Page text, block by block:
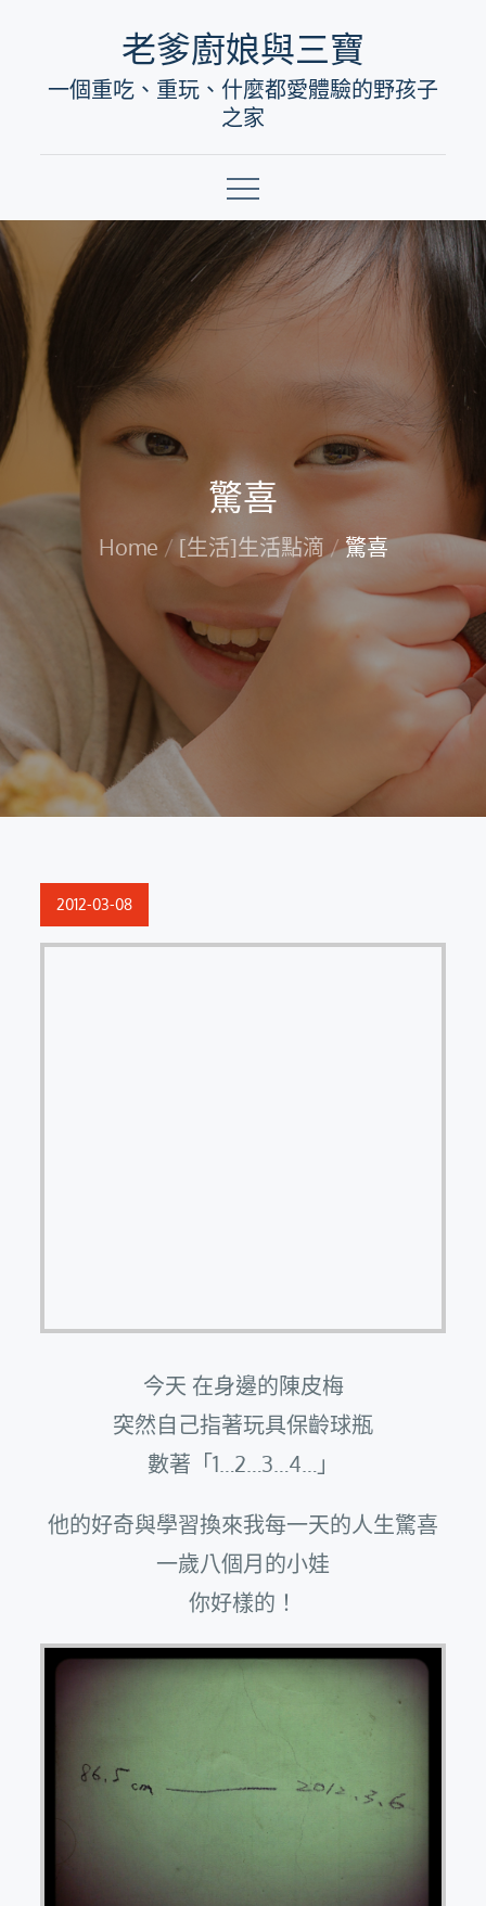
content
老爹廚娘與三寶
一個重吃、重玩、什麼都愛體驗的野孩子
之家
驚喜
Home [生活]生活點滴 驚喜
Posted
on
2012-03-08
今天 在身邊的陳皮梅
突然自己指著玩具保齡球瓶
數著「1…2…3…4…」
他的好奇與學習換來我每一天的人生驚喜
一歲八個月的小娃
你好樣的！